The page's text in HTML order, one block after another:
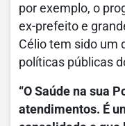
por exemplo, o
ex-prefeito e
Célio tem sido um
políticas públicas
“O Saúde na sua
atendimentos. É